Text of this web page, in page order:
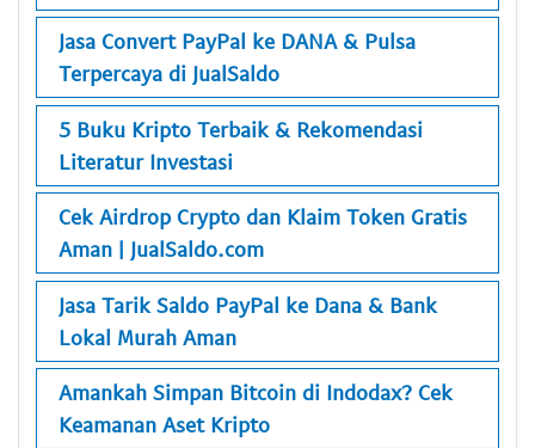
Jasa Convert PayPal ke DANA & Pulsa
Terpercaya di JualSaldo
5 Buku Kripto Terbaik & Rekomendasi
Literatur Investasi
Cek Airdrop Crypto dan Klaim Token Gratis
Aman | JualSaldo.com
Jasa Tarik Saldo PayPal ke Dana & Bank
Lokal Murah Aman
Amankah Simpan Bitcoin di Indodax? Cek
Keamanan Aset Kripto